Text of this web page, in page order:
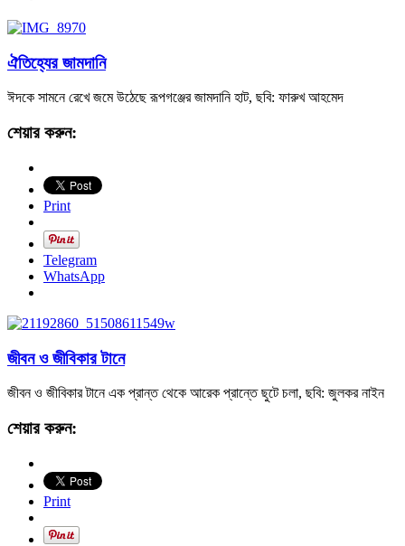
ঐতিহ্যের জামদানি
ঈদকে সামনে রেখে জমে উঠেছে রূপগঞ্জের জামদানি হাট, ছবি: ফারুখ আহমেদ
শেয়ার করুন:
Print
Telegram
WhatsApp
জীবন ও জীবিকার টানে
জীবন ও জীবিকার টানে এক প্রান্ত থেকে আরেক প্রান্তে ছুটে চলা, ছবি: জুলকর নাইন
শেয়ার করুন:
Print